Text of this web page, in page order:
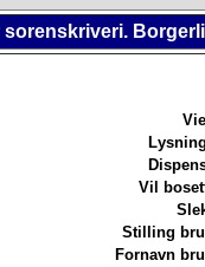
sorenskriveri.
Vil
Stilling
Fornavn